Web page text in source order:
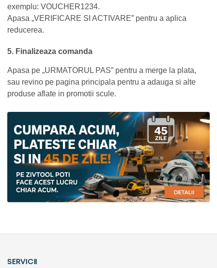
exemplu: VOUCHER1234.
Apasa „VERIFICARE SI ACTIVARE” pentru a aplica
reducerea.
5. Finalizeaza comanda
Apasa pe „URMATORUL PAS” pentru a merge la plata,
sau revino pe pagina principala pentru a adauga si alte
produse aflate in promotii scule.
SERVICII